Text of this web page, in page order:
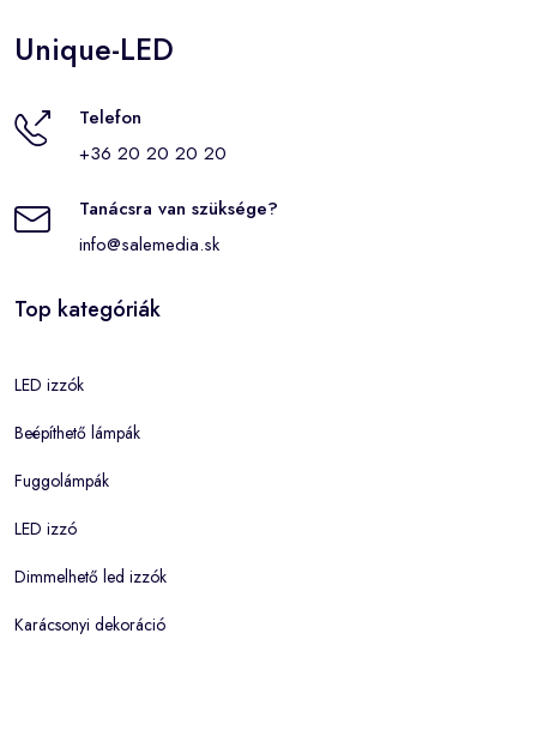
Unique-LED
Telefon
+36 20 20 20 20
Tanácsra van szüksége?
info@salemedia.sk
Top kategóriák
LED izzók
Beépíthető lámpák
Fuggolámpák
LED izzó
Dimmelhető led izzók
Karácsonyi dekoráció